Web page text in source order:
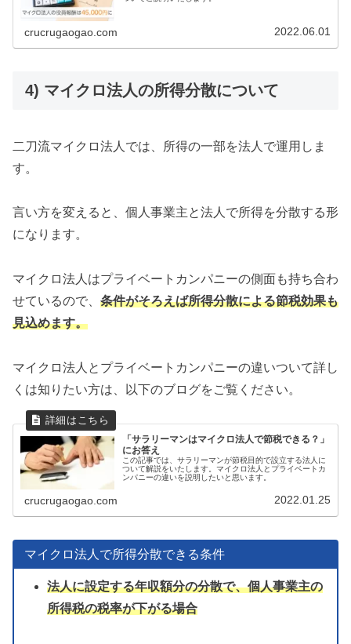
crucrugaogao.com 2022.06.01
4) マイクロ法人の所得分散について
二刀流マイクロ法人では、所得の一部を法人で運用しま
す。
言い方を変えると、個人事業主と法人で所得を分散する形
になります。
マイクロ法人はプライベートカンパニーの側面も持ち合わ
せているので、 条件がそろえば所得分散による節税効果も
見込めます。
マイクロ法人とプライベートカンパニーの違いついて詳し
くは知りたい方は、以下のブログをご覧ください。
「サラリーマンはマイクロ法人で節税できる？」
にお答え
この記事では、サラリーマンが節税目的で設立する法人に
ついて解説をいたします。マイクロ法人とプライベートカ
ンパニーの違いを説明したいと思います。
crucrugaogao.com 2022.01.25
マイクロ法人で所得分散できる条件
法人に設定する年収額分の分散で、個人事業主の
所得税の税率が下がる場合